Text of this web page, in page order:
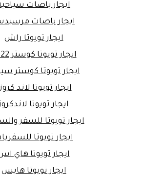
ايجار باصات
ايجار باصات
ايجار تويوتا راش
ايجار تويوتا كوستر 2022
ايجار تويوتا كوستر
ايجار تويوتا لاند
ايجار تويوتا
ايجار تويوتا للسفر
ايجار تويوتا
ايجار تويوتا هاي
ايجار تويوتا هايس